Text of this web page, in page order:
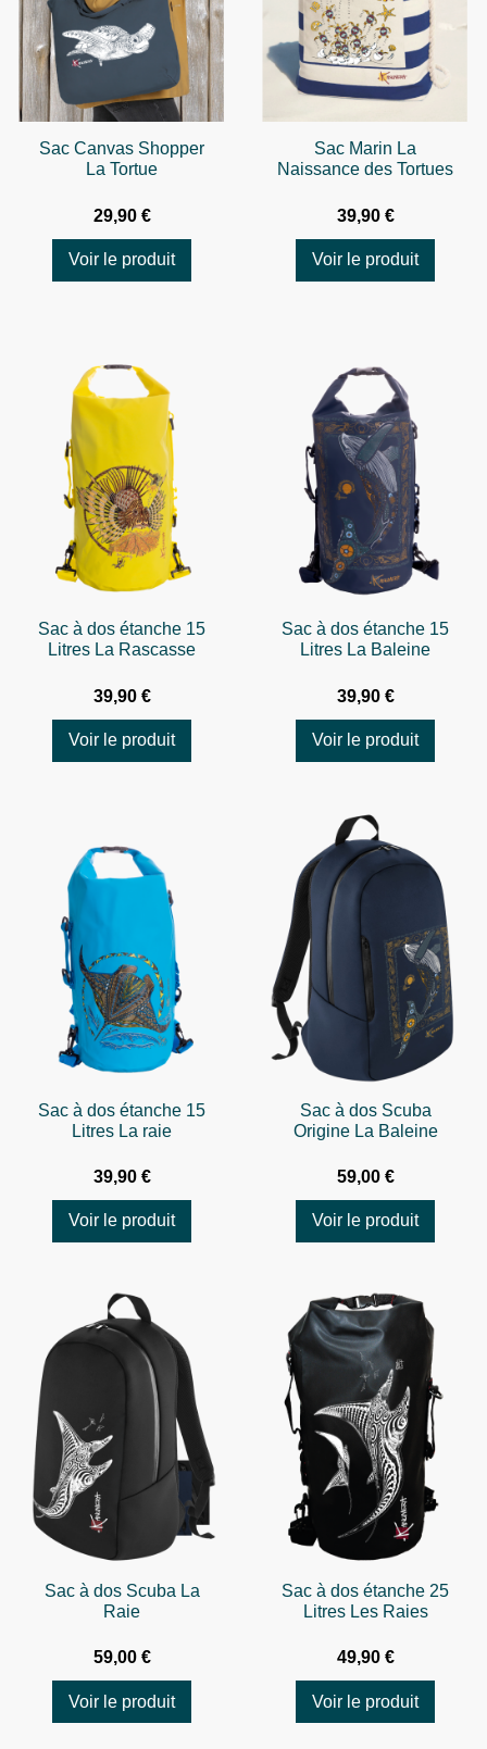
Sac Canvas Shopper
La Tortue
29,90 €
Voir le produit
Sac Marin La
Naissance des Tortues
39,90 €
Voir le produit
Sac à dos étanche 15
Litres La Rascasse
39,90 €
Voir le produit
Sac à dos étanche 15
Litres La Baleine
39,90 €
Voir le produit
Sac à dos étanche 15
Litres La raie
39,90 €
Voir le produit
Sac à dos Scuba
Origine La Baleine
59,00 €
Voir le produit
Sac à dos Scuba La
Raie
59,00 €
Voir le produit
Sac à dos étanche 25
Litres Les Raies
49,90 €
Voir le produit